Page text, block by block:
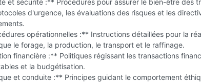
et sécurité :** Procédures pour assurer le bien-être des
d'urgence, les évaluations des risques et les
opérationnelles :** Instructions détaillées pour la
le forage, la production, le transport et le raffinage.
financière :** Politiques régissant les transactions
et la budgétisation.
et conduite :** Principes guidant le comportement